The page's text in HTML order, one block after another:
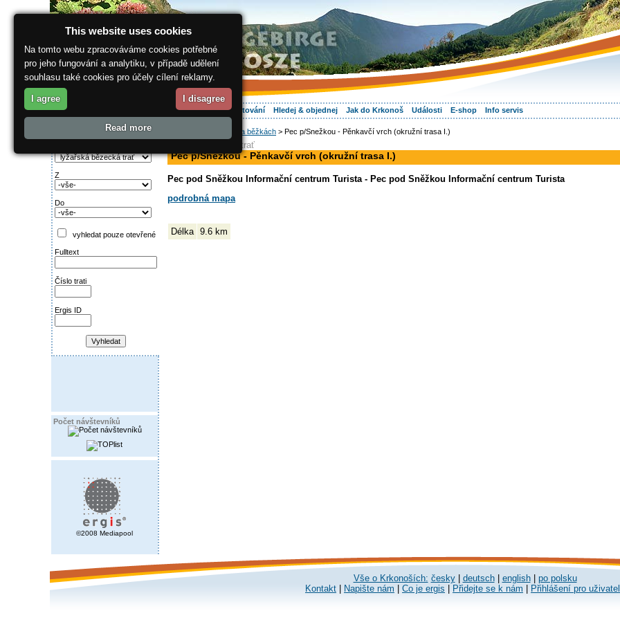
O regionu Vaše dovolená Ubytování Hledej & objednej Jak do Krkonoš Události E-shop Info servis
Najděte si:
Z
Do
vyhledat pouze otevřené
Fulltext
Číslo trati
Ergis ID
Počet návštevníků
©2008 Mediapool
Na běžkách > Pec p/Snežkou - Pěnkavčí vrch (okružní trasa I.)
lyžařská bězecká trať
Pec p/Snežkou - Pěnkavčí vrch (okružní trasa I.)
Pec pod Sněžkou Informační centrum Turista - Pec pod Sněžkou Informační centrum Turista
podrobná mapa
Délka 9.6 km
Vše o Krkonoších: česky| deutsch| english| po polsku
Kontakt
Napište nám Co je ergis Přidejte se k nám Přihlášení pro
This website uses cookies
Na tomto webu zpracováváme cookies potřebné
pro jeho fungování a analytiku, v případě udělení
souhlasu také cookies pro účely cílení reklamy.
I agree I disagree
Read more